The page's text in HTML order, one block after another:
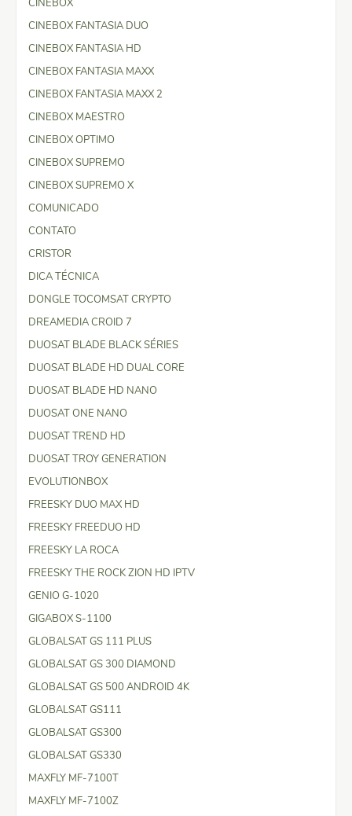
CINEBOX
CINEBOX FANTASIA DUO
CINEBOX FANTASIA HD
CINEBOX FANTASIA MAXX
CINEBOX FANTASIA MAXX 2
CINEBOX MAESTRO
CINEBOX OPTIMO
CINEBOX SUPREMO
CINEBOX SUPREMO X
COMUNICADO
CONTATO
CRISTOR
DICA TÉCNICA
DONGLE TOCOMSAT CRYPTO
DREAMEDIA CROID 7
DUOSAT BLADE BLACK SÉRIES
DUOSAT BLADE HD DUAL CORE
DUOSAT BLADE HD NANO
DUOSAT ONE NANO
DUOSAT TREND HD
DUOSAT TROY GENERATION
EVOLUTIONBOX
FREESKY DUO MAX HD
FREESKY FREEDUO HD
FREESKY LA ROCA
FREESKY THE ROCK ZION HD IPTV
GENIO G-1020
GIGABOX S-1100
GLOBALSAT GS 111 PLUS
GLOBALSAT GS 300 DIAMOND
GLOBALSAT GS 500 ANDROID 4K
GLOBALSAT GS111
GLOBALSAT GS300
GLOBALSAT GS330
MAXFLY MF-7100T
MAXFLY MF-7100Z